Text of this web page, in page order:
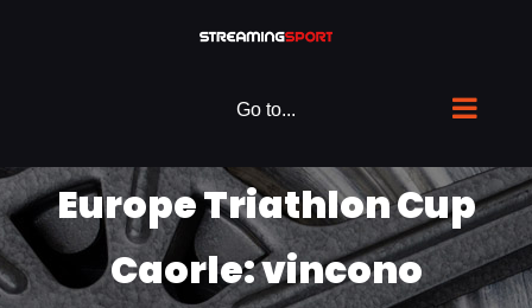
Go to...
Europe Triathlon Cup
Caorle: vincono